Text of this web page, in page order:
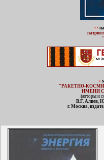
• •
"
•
"РАКЕТНО-
ИМЕНИ
(авторы и
В.Г. Алиев,
г. Москва,